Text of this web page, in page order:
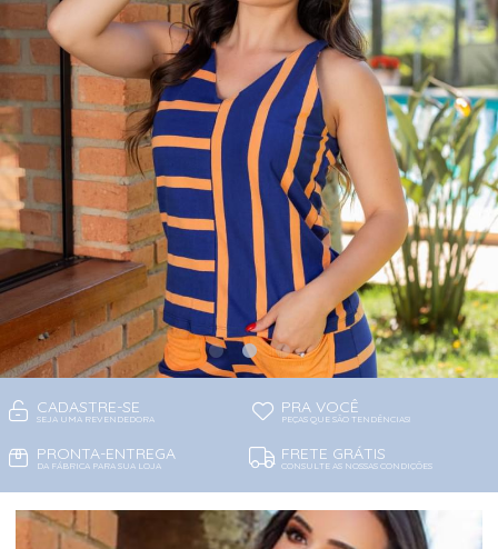
CADASTRE-SE
SEJA UMA REVENDEDORA
PRA VOCÊ
PEÇAS QUE SÃO TENDÊNCIAS!
PRONTA-ENTREGA
DA FÁBRICA PARA SUA LOJA
FRETE GRÁTIS
CONSULTE AS NOSSAS CONDIÇÕES